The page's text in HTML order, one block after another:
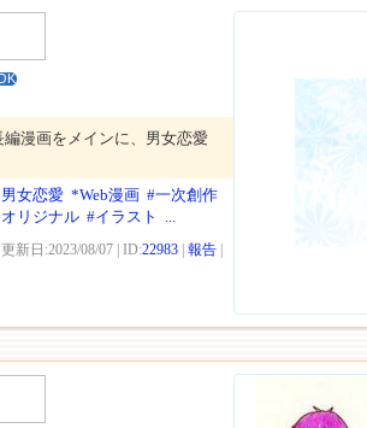
漫画をメインに、男女恋愛
女恋愛 *Web漫画 #一次創作
リジナル #イラスト ...
| 更新日:2023/08/07 | ID:22983 報告